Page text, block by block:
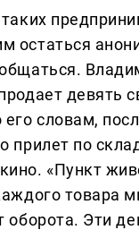
остаться
девять
словам,
прилет по
«Пункт
товара
оборота. Эти